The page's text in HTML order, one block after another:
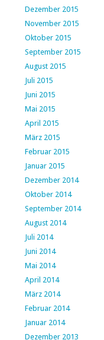
Dezember 2015
November 2015
Oktober 2015
September 2015
August 2015
Juli 2015
Juni 2015
Mai 2015
April 2015
März 2015
Februar 2015
Januar 2015
Dezember 2014
Oktober 2014
September 2014
August 2014
Juli 2014
Juni 2014
Mai 2014
April 2014
März 2014
Februar 2014
Januar 2014
Dezember 2013